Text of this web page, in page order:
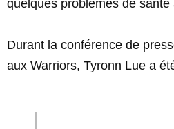
quelques problèmes de
Durant la conférence de
aux Warriors, Tyronn Lue a